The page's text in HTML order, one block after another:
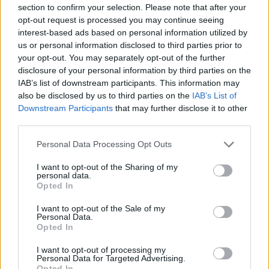
section to confirm your selection. Please note that after your
opt-out request is processed you may continue seeing
interest-based ads based on personal information utilized by
us or personal information disclosed to third parties prior to
your opt-out. You may separately opt-out of the further
disclosure of your personal information by third parties on the
IAB’s list of downstream participants. This information may
also be disclosed by us to third parties on the IAB’s List of
Downstream Participants that may further disclose it to other
Please note that this website/app uses one or more Google
not limited to your visit or usage behaviour. You may click to
grant or deny consent to Google and its third-party tags to
use your data for below specified purposes in below Google
consent section.
Personal Data Processing Opt Outs
I want to opt-out of the Sharing of my
personal data.
Opted In
I want to opt-out of the Sale of my
Personal Data.
Opted In
I want to opt-out of processing my
Personal Data for Targeted Advertising.
Phaidra utoljára
szinhazhu•2005. október 27.
A Krétakör Színház osztrák-német-magyar